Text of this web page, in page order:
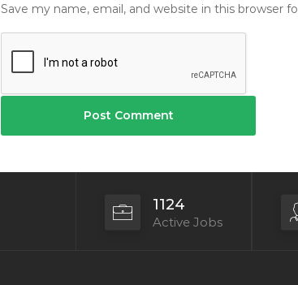
Save my name, email, and website in this browser
1124
Active Jobs